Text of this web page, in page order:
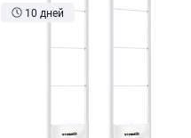
10 дней